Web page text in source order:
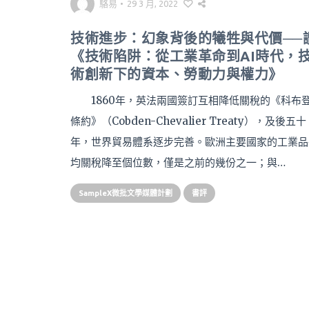
駱易 • 29 3 月, 2022
技術進步：幻象背後的犧牲與代價──
《技術陷阱：從工業革命到AI時代，
術創新下的資本、勞動力與權力》
1860年，英法兩國簽訂互相降低關稅的《科布
條約》（Cobden-Chevalier Treaty），及後五十
年，世界貿易體系逐步完善。歐洲主要國家的工業
均關稅降至個位數，僅是之前的幾份之一；與…
SampleX微批文學媒體計劃 書評